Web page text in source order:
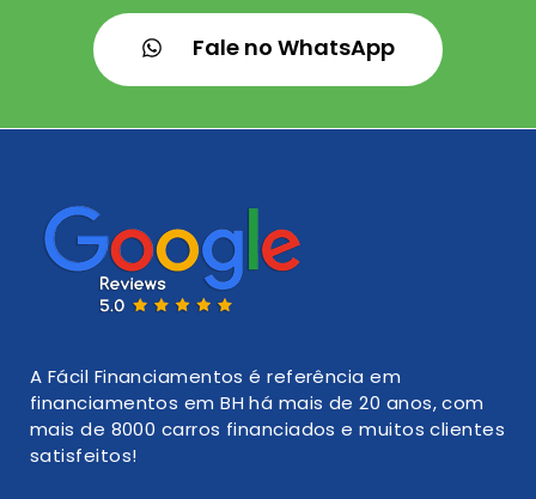
Fale no WhatsApp
A Fácil Financiamentos é referência em
financiamentos em BH há mais de 20 anos, com
mais de 8000 carros financiados e muitos clientes
satisfeitos!